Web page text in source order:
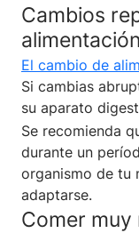
Cambios
alimentación
El cambio de
Si cambias
su aparato
Se recomienda
durante un
organismo de tu
adaptarse.
Comer muy